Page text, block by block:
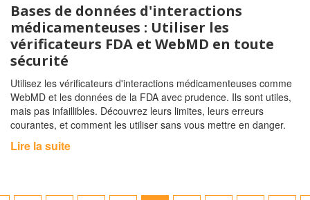
Bases de données d'interactions
médicamenteuses : Utiliser les
vérificateurs FDA et WebMD en toute
sécurité
Utilisez les vérificateurs d'interactions médicamenteuses comme
WebMD et les données de la FDA avec prudence. Ils sont utiles,
mais pas infaillibles. Découvrez leurs limites, leurs erreurs
courantes, et comment les utiliser sans vous mettre en danger.
Lire la suite